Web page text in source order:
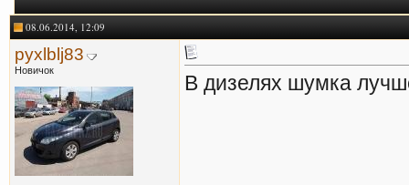
08.06.2014, 12:09
pyxlblj83
Новичок
В дизелях шумка